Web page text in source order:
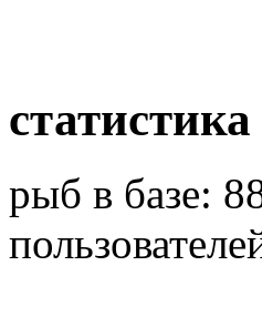
статистика
рыб в базе: